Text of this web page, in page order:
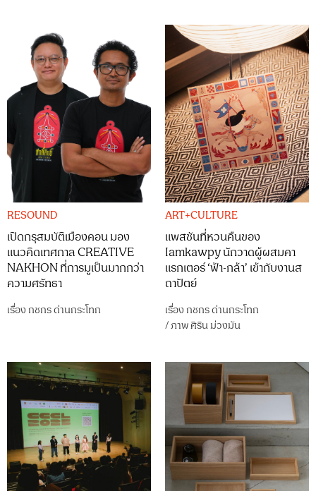
RESOUND
เปิดกรุสมบัติเมืองคอน มอง
แนวคิดเทศกาล CREATIVE
NAKHON ที่การมูเป็นมากกว่า
ความศรัทธา
เรื่อง กชกร ด่านกระโทก
ART+CULTURE
แพสชันที่หวนคืนของ
Iamkawpy นักวาดผู้ผสมคา
แรกเตอร์ ‘ฟ้า-กล้า’ เข้ากับงานส
ถาปัตย์
เรื่อง กชกร ด่านกระโทก
/ภาพศิริน ม่วงมัน